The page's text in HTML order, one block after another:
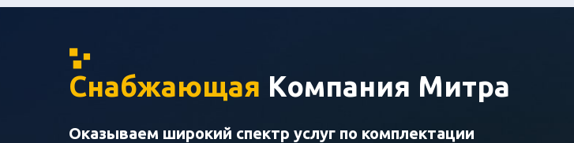
Снабжающая Компания Митра
Оказываем широкий спектр услуг по комплектации